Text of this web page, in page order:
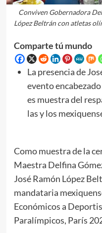
Conviven Gobernadora
López Beltrán con atletas
Comparte tú mundo
La presencia de
evento
es muestra del
las y los
Como muestra de la
Maestra Delfina
José Ramón López
mandataria
Económicos a
Paralímpicos, París